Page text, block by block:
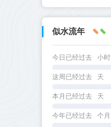
似水流年
今日已经过去 小时
这周已经过去 天
本月已经过去 天
今年已经过去 个月